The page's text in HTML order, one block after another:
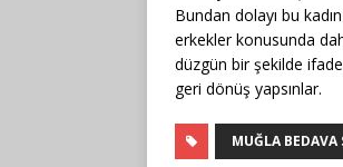
Bundan dolayı bu
erkekler konusunda
düzgün bir şekilde
geri dönüş yapsınlar.
MUĞLA BEDAVA